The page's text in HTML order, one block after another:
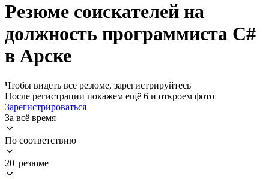
Резюме соискателей на
должность программиста C#
в Арске
Чтобы видеть все резюме, зарегистрируйтесь
После регистрации покажем ещё 6 и откроем фото
Зарегистрироваться
За всё время
По соответствию
20 резюме